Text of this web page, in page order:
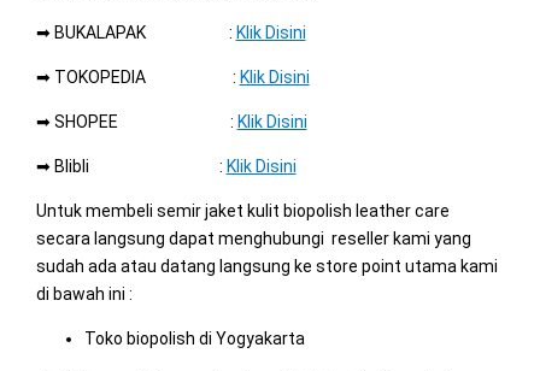
➡ BUKALAPAK : Klik Disini
➡ TOKOPEDIA : Klik Disini
➡ SHOPEE : Klik Disini
➡ Blibli : Klik Disini
Untuk membeli semir jaket kulit biopolish leather care
secara langsung dapat menghubungi reseller kami yang
sudah ada atau datang langsung ke store point utama kami
di bawah ini :
Toko biopolish di Yogyakarta